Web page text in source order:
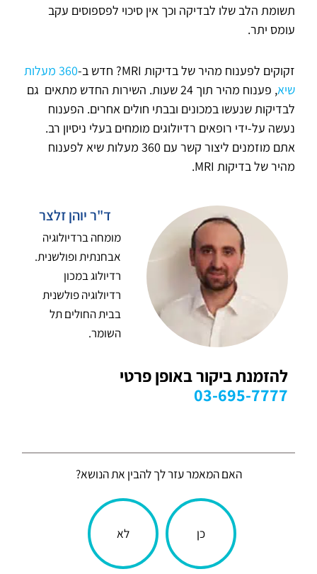
תשומת הלב שלו לבדיקה וכך אין סיכוי לפספוסים עקב
עומס יתר.
זקוקים לפענוח מהיר של בדיקות MRI? חדש ב-
360 מעלות
שיא
, פענוח מהיר תוך 24 שעות. השירות החדש מתאים גם
לבדיקות שנעשו במכונים ובבתי חולים אחרים. הפענוח
נעשה על-ידי רופאים רדיולוגים מומחים בעלי ניסיון רב.
אתם מוזמנים ליצור קשר עם 360 מעלות שיא לפענוח
מהיר של בדיקות MRI.
ד"ר יוהן זלצר
מומחה ברדיולוגיה
אבחנתית ופולשנית.
רדיולוג במכון
רדיולוגיה פולשנית
בבית החולים תל
השומר.
להזמנת ביקור באופן פרטי
03-695-7777
האם המאמר עזר לך להבין את הנושא?
הכתבה
עניינה
אותך?
כן לא